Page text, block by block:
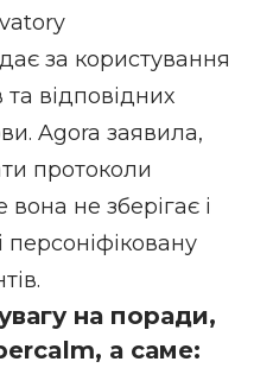
за користування
відповідних
Agora заявила,
протоколи
не зберігає і
на поради,
а саме: